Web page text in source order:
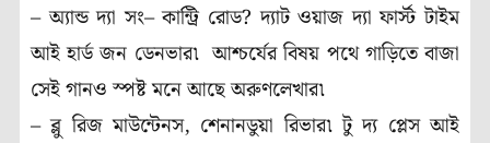
– অ্যান্ড দ্যা সং– কান্ট্রি রোড? দ্যাট ওয়াজ দ্যা ফার্স্ট টাইম
আই হার্ড জন ডেনভার৷ আশ্চর্যের বিষয় পথে গাড়িতে বাজা
সেই গানও স্পষ্ট মনে আছে অরুণলেখার৷
– ব্লু রিজ মাউন্টেনস, শেনানডুয়া রিভার৷ টু দ্য প্লেস আই